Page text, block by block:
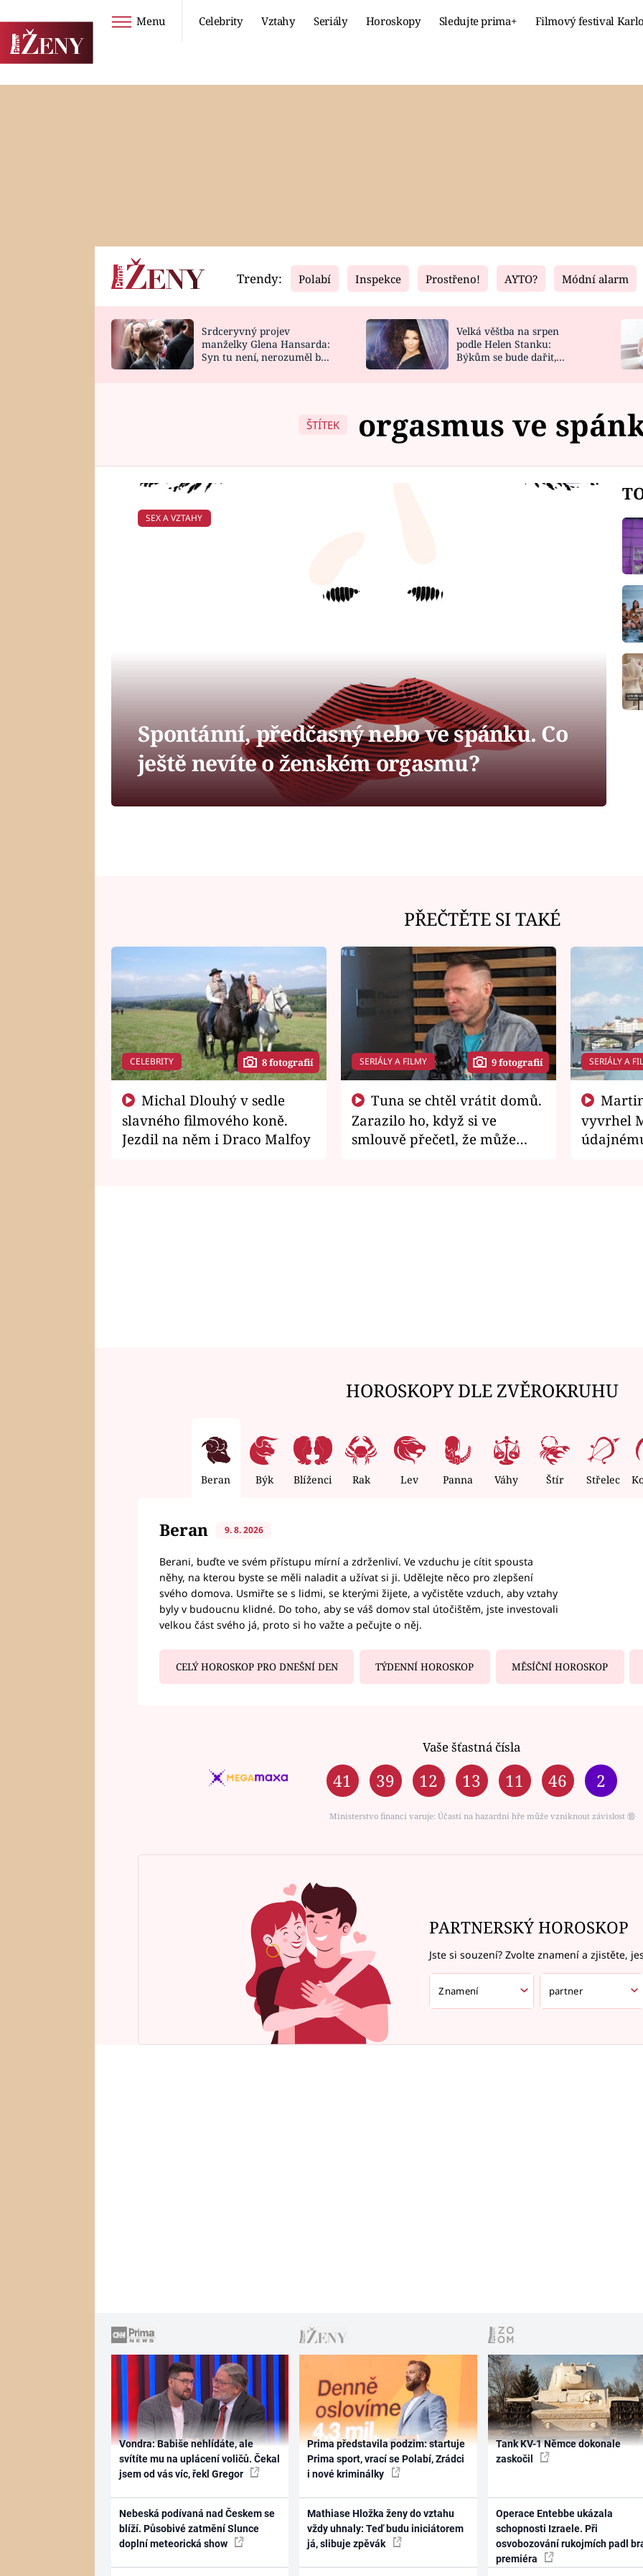
Menu Celebrity Vztahy Seriály Horoskopy Sledujte prima+ Filmový festival
Horoskopy
HOROSKOP NA
Video
CELEBRITY
VAŘENÍ
Fresh
NOVINKY
VIDEORECEPTY
Living
DESIGN
Trendy: Polabí Inspekce Prostřeno! AYTO? Módní alarm
Srdceryvný projev
manželky Glena Hansarda:
Syn tu není, nerozuměl by
Velká věštba na srpen
podle Helen Stanku:
Býkům se bude dařit,
ŠTÍTEK orgasmus ve
SEX A VZTAHY
Spontánní, předčasný nebo ve spánku. Co
ještě nevíte o ženském orgasmu?
PŘEČTĚTE SI TAKÉ
CELEBRITY 8 fotografií
slavného filmového koně.
Jezdil na něm i Draco Malfoy
SERIÁLY A FILMY 9 fotografií
Zarazilo ho, když si ve
smlouvě přečetl, že může
SERIÁLY A
vyvrhel
HOROSKOPY DLE ZVĚROKRUHU
Beran Býk Blíženci Rak Lev Panna Váhy Štír Střelec
Beran 9. 8. 2026
Berani, buďte ve svém přístupu mírní a zdrženliví. Ve vzduchu je cítit spousta
něhy, na kterou byste se měli naladit a užívat si ji. Udělejte něco pro zlepšení
svého domova. Usmiřte se s lidmi, se kterými žijete, a vyčistěte vzduch, aby vztahy
byly v budoucnu klidné. Do toho, aby se váš domov stal útočištěm, jste investovali
velkou část svého já, proto si ho važte a pečujte o něj.
CELÝ HOROSKOP PRO DNEŠNÍ DEN TÝDENNÍ HOROSKOP MĚSÍČNÍ HOROSKOP
Vaše šťastná čísla
41 39 12 13 11 46 2
Ministerstvo financí varuje: Účastí na hazardní hře může vzniknout závislost ⑱
PARTNERSKÝ HOROSKOP
Jste si souzení? Zvolte znamení a zjistěte,
Vondra: Babiše nehlídáte, ale
svítíte mu na uplácení voličů. Čekal
jsem od vás víc, řekl Gregor
Nebeská podívaná nad Českem se
blíží. Působivé zatmění Slunce
doplní meteorická show
Prima představila podzim: startuje
Prima sport, vrací se Polabí, Zrádci
i nové kriminálky
Mathiase Hložka ženy do vztahu
vždy uhnaly: Teď budu iniciátorem
já, slibuje zpěvák
Tank KV-1 Němce dokonale
zaskočil
Operace Entebbe ukázala
schopnosti Izraele. Při
osvobozování rukojmích padl
premiéra